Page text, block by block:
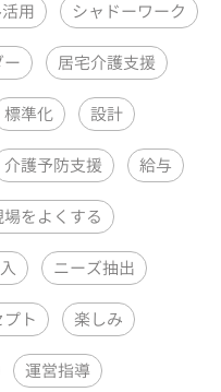
用 シャドーワーク
ー 居宅介護支援
標準化 設計
介護予防支援 給与
場をよくする
ニーズ抽出
プト 楽しみ
運営指導